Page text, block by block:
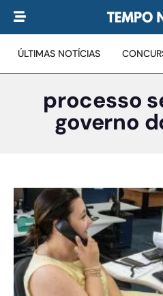
ÚLTIMAS NOTÍCIAS
processo
governo